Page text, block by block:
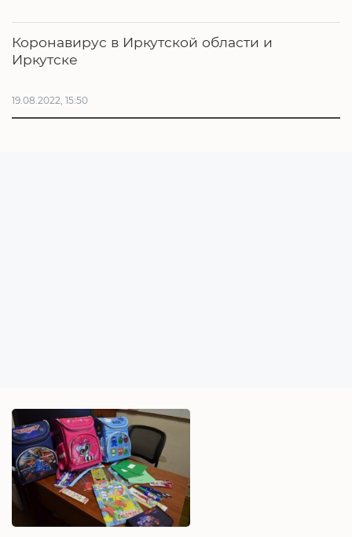
Коронавирус в Иркутской области и
Иркутске
19.08.2022, 15:50